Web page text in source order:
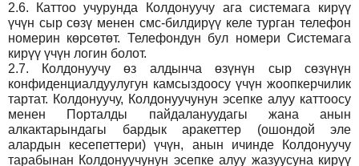
2.6.
Каттоо учурунда Колдонуучу ага системага кирүү
үчүн сыр сөзү менен смс-билдирүү келе турган телефон
номерин көрсөтөт. Телефондун бул номери Системага
кирүү үчүн логин болот.
2.7.
Колдонуучу өз алдынча өзүнүн сыр сөзүнүн
конфиденциалдуулугун камсыздоосу үчүн жоопкерчилик
тартат. Колдонуучу, Колдонуучунун эсепке алуу каттоосу
менен Порталды пайдалануудагы жана анын
алкактарындагы бардык аракеттер (ошондой эле
алардын кесепеттери) үчүн, анын ичинде Колдонуучу
тарабынан Колдонуучунун эсепке алуу жазуусуна кирүү